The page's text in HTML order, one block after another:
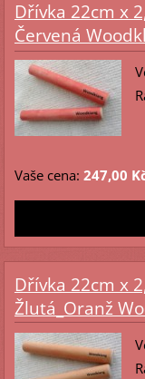
Dřívka 22cm x
Červená
Vaše cena: 247,00
Dřívka 22cm x
Žlutá_Oranž